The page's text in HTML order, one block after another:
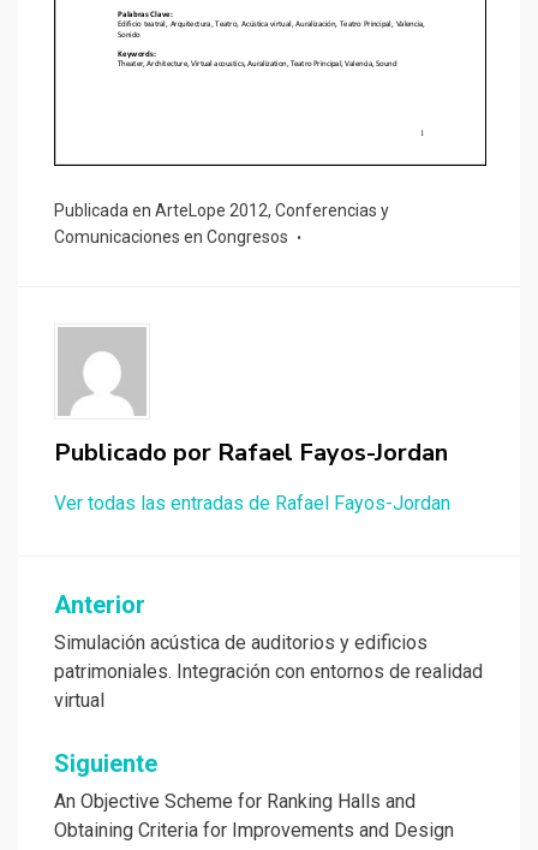
Publicada en ArteLope 2012, Conferencias y
Comunicaciones en Congresos
Publicado por Rafael Fayos-Jordan
Ver todas las entradas de Rafael Fayos-Jordan
Navegación
de
entradas
Anterior
Simulación acústica de auditorios y edificios
patrimoniales. Integración con entornos de realidad
virtual
Siguiente
An Objective Scheme for Ranking Halls and
Obtaining Criteria for Improvements and Design